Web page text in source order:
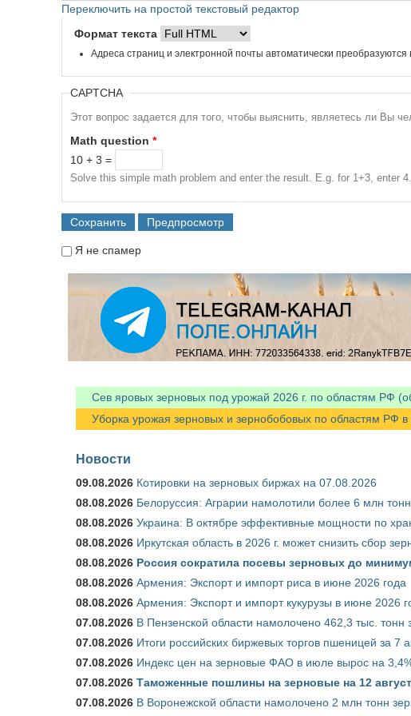
Переключить на простой текстовый редактор
Формат текста
Адреса страниц и электронной почты автоматически преобразуются
CAPTCHA
Этот вопрос задается для того, чтобы выяснить, являетесь ли Вы
Math question *
10 + 3 =
Solve this simple math problem and enter the result. E.g. for 1+3, enter 4.
Я не спамер
Сев яровых зерновых под урожай 2026 г. по областям РФ
Уборка урожая зерновых и зернобобовых по областям РФ в
Новости
09.08.2026 Котировки на зерновых биржах на 07.08.2026
08.08.2026 Белоруссия: Аграрии намолотили более 6 млн
08.08.2026 Украина: В октябре эффективные мощности по
08.08.2026 Иркутская область в 2026 г. может снизить сбор
08.08.2026 Россия сократила посевы зерновых до
08.08.2026 Армения: Экспорт и импорт риса в июне 2026 года
08.08.2026 Армения: Экспорт и импорт кукурузы в июне 2026
07.08.2026 В Пензенской области намолочено 462,3 тыс. тонн
07.08.2026 Итоги российских биржевых торгов пшеницей за 7
07.08.2026 Индекс цен на зерновые ФАО в июле вырос на
07.08.2026 Таможенные пошлины на зерновые на 12
07.08.2026 В Воронежской области намолочено 2 млн тонн